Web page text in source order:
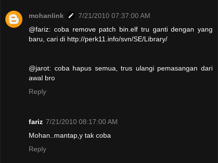
mohanlink
7/21/2010 07:37:00 AM
@fariz: coba remove patch bin.elf tru ganti dengan yang
baru, cari di http://perk11.info/svn/SE/Library/
@jarot: coba hapus semua, trus ulangi pemasangan dari
awal bro
Reply
fariz 7/21/2010 08:17:00 AM
Mohan..mantap,y tak coba
Reply